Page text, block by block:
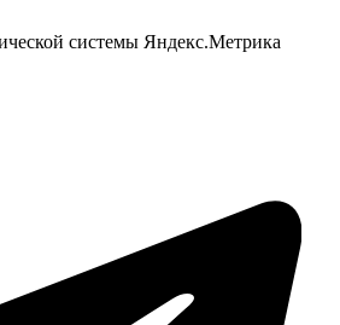
системы Яндекс.Метрика